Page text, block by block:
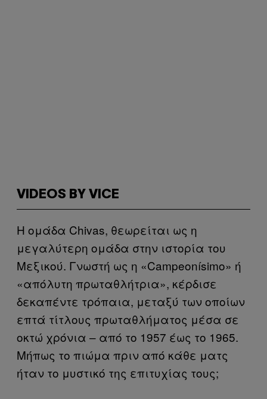
VIDEOS BY VICE
Η ομάδα Chivas, θεωρείται ως η
μεγαλύτερη ομάδα στην ιστορία του
Μεξικού. Γνωστή ως η «Campeonísimo» ή
«απόλυτη πρωταθλήτρια», κέρδισε
δεκαπέντε τρόπαια, μεταξύ των οποίων
επτά τίτλους πρωταθλήματος μέσα σε
οκτώ χρόνια – από το 1957 έως το 1965.
Μήπως το πιώμα πριν από κάθε ματς
ήταν το μυστικό της επιτυχίας τους;